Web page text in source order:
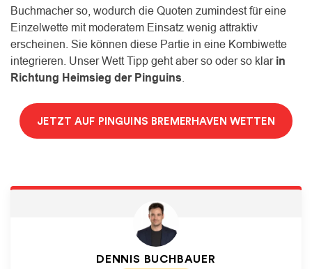
Buchmacher so, wodurch die Quoten zumindest für eine
Einzelwette mit moderatem Einsatz wenig attraktiv
erscheinen. Sie können diese Partie in eine Kombiwette
integrieren. Unser Wett Tipp geht aber so oder so klar in
Richtung Heimsieg der Pinguins
JETZT AUF PINGUINS BREMERHAVEN WETTEN
DENNIS BUCHBAUER